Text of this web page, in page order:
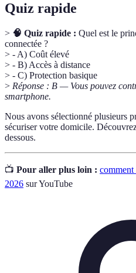
Quiz rapide
> 🧠 Quiz rapide : Quel est le
connectée ?
> - A) Coût élevé
> - B) Accès à distance
> - C) Protection basique
> Réponse : B — Vous pouvez
smartphone.
Nous avons sélectionné plusieurs
sécuriser votre domicile.
dessous.
📺 Pour aller plus loin : comment
2026 sur YouTube